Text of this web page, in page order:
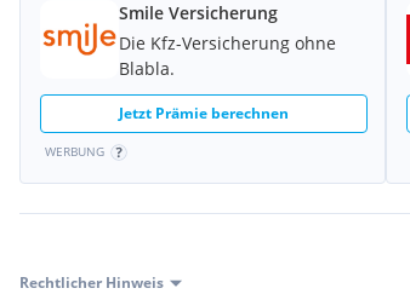
Smile Versicherung
Die Kfz-Versicherung ohne
Blabla.
Jetzt Prämie berechnen
WERBUNG
Rechtlicher Hinweis